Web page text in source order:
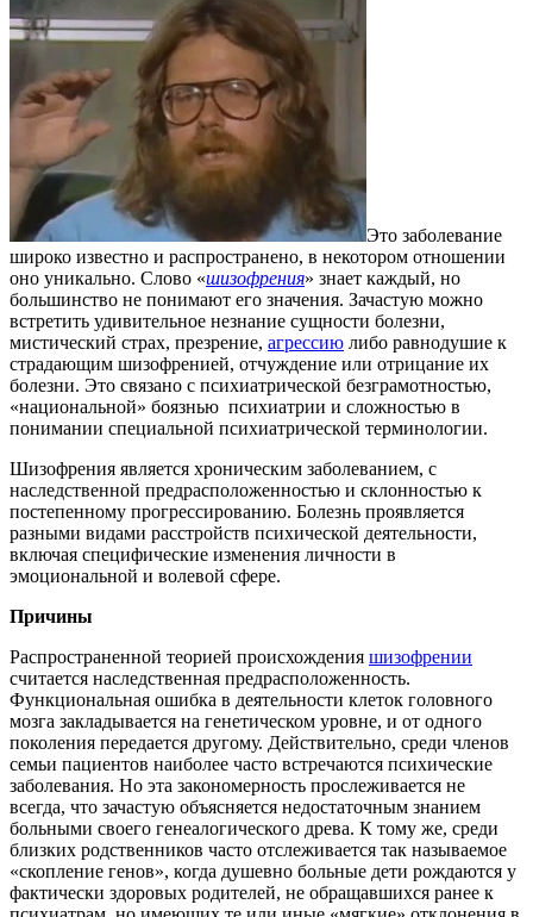
Это заболевание
широко известно и распространено, в некотором отношении
оно уникально. Слово «шизофрения» знает каждый, но
большинство не понимают его значения. Зачастую можно
встретить удивительное незнание сущности болезни,
мистический страх, презрение, агрессию либо равнодушие к
страдающим шизофренией, отчуждение или отрицание их
болезни. Это связано с психиатрической безграмотностью,
«национальной» боязнью психиатрии и сложностью в
понимании специальной психиатрической терминологии.
Шизофрения является хроническим заболеванием, с
наследственной предрасположенностью и склонностью к
постепенному прогрессированию. Болезнь проявляется
разными видами расстройств психической деятельности,
включая специфические изменения личности в
эмоциональной и волевой сфере.
Причины
Распространенной теорией происхождения шизофрении
считается наследственная предрасположенность.
Функциональная ошибка в деятельности клеток головного
мозга закладывается на генетическом уровне, и от одного
поколения передается другому. Действительно, среди членов
семьи пациентов наиболее часто встречаются психические
заболевания. Но эта закономерность прослеживается не
всегда, что зачастую объясняется недостаточным знанием
больными своего генеалогического древа. К тому же, среди
близких родственников часто отслеживается так называемое
«скопление генов», когда душевно больные дети рождаются у
фактически здоровых родителей, не обращавшихся ранее к